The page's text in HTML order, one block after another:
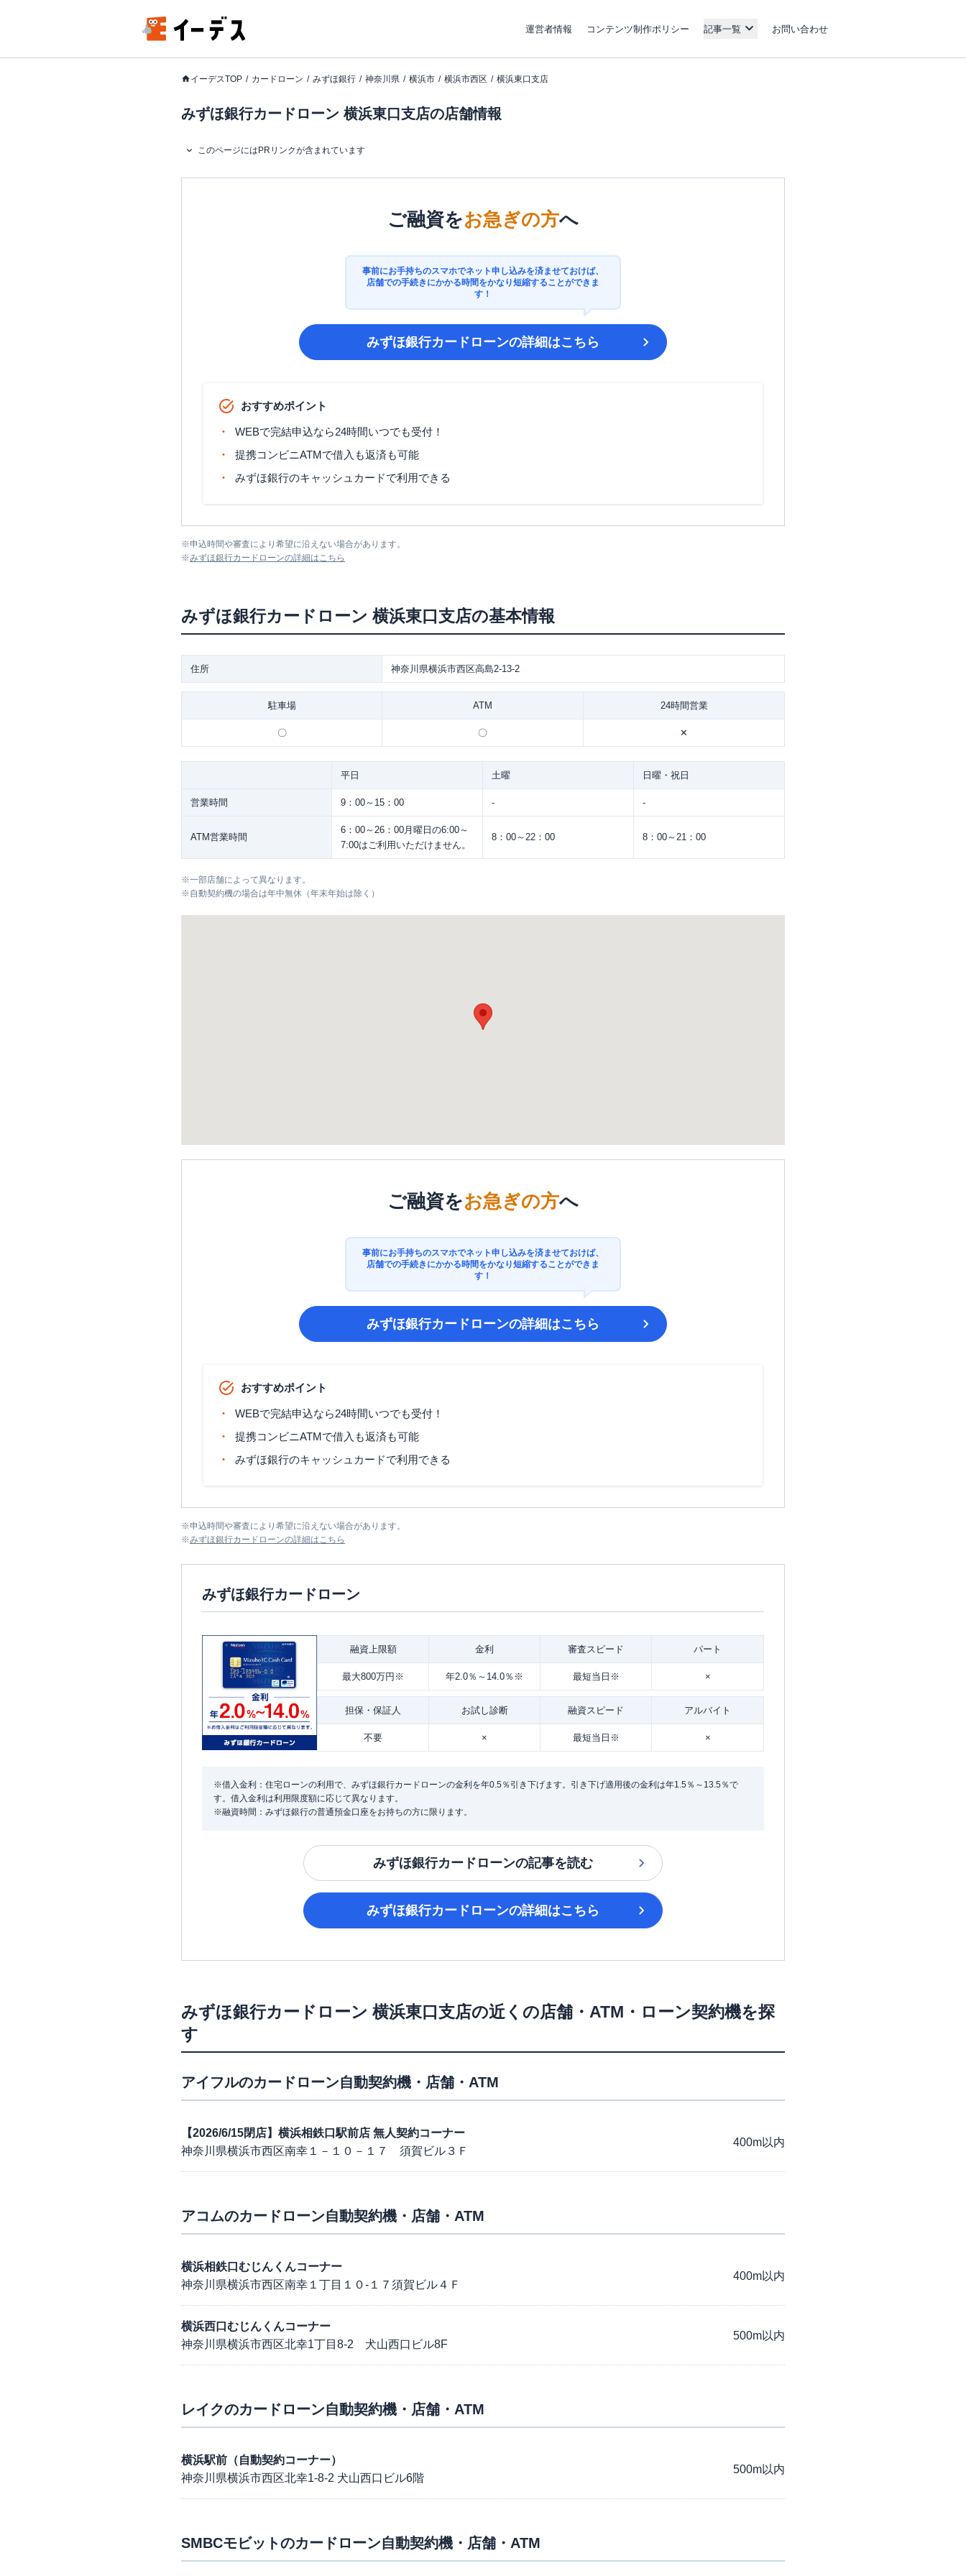
運営者情報 コンテンツ制作ポリシー 記事一覧 お問い合わせ
イーデスTOP カードローン みずほ銀行 神奈川県 横浜市 横浜市西区 横浜東口支店
みずほ銀行カードローン 横浜東口支店の店舗情報
このページにはPRリンクが含まれています
ご融資をお急ぎの方へ
事前にお手持ちのスマホでネット申し込みを済ませておけば、
店舗での手続きにかかる時間をかなり短縮することができま
す！
みずほ銀行カードローンの詳細はこちら
おすすめポイント
WEBで完結申込なら24時間いつでも受付！
提携コンビニATMで借入も返済も可能
みずほ銀行のキャッシュカードで利用できる
※申込時間や審査により希望に沿えない場合があります。
※みずほ銀行カードローンの詳細はこちら
みずほ銀行カードローン 横浜東口支店の基本情報
住所 神奈川県横浜市西区高島2-13-2
駐車場 ATM 24時間営業
〇 〇 ✕
平日 土曜 日曜・祝日
営業時間 9：00～15：00 - -
ATM営業時間
6：00～26：00月曜日の6:00～
7:00はご利用いただけません。
8：00～22：00 8：00～21：00
※一部店舗によって異なります。
※自動契約機の場合は年中無休（年末年始は除く）
ご融資をお急ぎの方へ
事前にお手持ちのスマホでネット申し込みを済ませておけば、
店舗での手続きにかかる時間をかなり短縮することができま
す！
みずほ銀行カードローンの詳細はこちら
おすすめポイント
WEBで完結申込なら24時間いつでも受付！
提携コンビニATMで借入も返済も可能
みずほ銀行のキャッシュカードで利用できる
※申込時間や審査により希望に沿えない場合があります。
※みずほ銀行カードローンの詳細はこちら
みずほ銀行カードローン
融資上限額 金利 審査スピード パート
最大800万円※ 年2.0％～14.0％※ 最短当日※ ×
担保・ 保証人 お試し診断 融資スピード アルバイト
不要 × 最短当日※ ×
※借入金利：住宅ローンの利用で、みずほ銀行カードローンの金利を年0.5％引き下げます。引き下げ適用後の金利は年1.5％～13.5％で
す。借入金利は利用限度額に応じて異なります。
※融資時間：みずほ銀行の普通預金口座をお持ちの方に限ります。
みずほ銀行カードローンの記事を読む
みずほ銀行カードローンの詳細はこちら
みずほ銀行カードローン 横浜東口支店の近くの店舗・ATM・ローン契約機を探
す
アイフルのカードローン自動契約機・店舗・ATM
【2026/6/15閉店】横浜相鉄口駅前店 無人契約コーナー
神奈川県横浜市西区南幸１－１０－１７ 須賀ビル３Ｆ
400m以内
アコムのカードローン自動契約機・店舗・ATM
横浜相鉄口むじんくんコーナー
神奈川県横浜市西区南幸１丁目１０-１７須賀ビル４Ｆ
400m以内
横浜西口むじんくんコーナー
神奈川県横浜市西区北幸1丁目8-2 犬山西口ビル8F
500m以内
レイクのカードローン自動契約機・店舗・ATM
横浜駅前（自動契約コーナー）
神奈川県横浜市西区北幸1-8-2 犬山西口ビル6階
500m以内
SMBCモビットのカードローン自動契約機・店舗・ATM